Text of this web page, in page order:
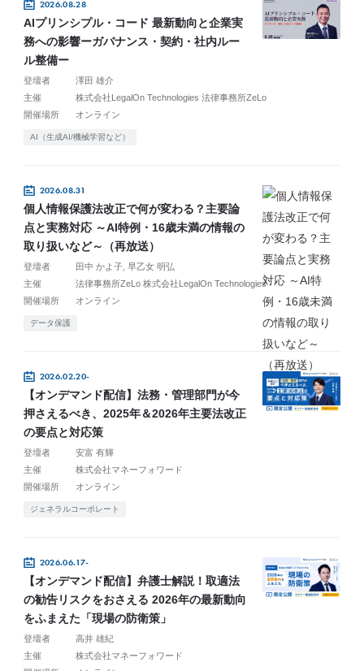
2026.08.28
AIプリンシプル・コード 最新動向と企業実
務への影響ーガバナンス・契約・社内ルー
ル整備ー
登壇者
澤田 雄介
主催
株式会社LegalOn Technologies 法律事務所ZeLo
開催場所
オンライン
AI（生成AI/機械学習など）
2026.08.31
個人情報保護法改正で何が変わる？主要論
点と実務対応 ～AI特例・16歳未満の情報の
取り扱いなど～（再放送）
登壇者 田中 かよ子 早乙女 明弘
主催
法律事務所ZeLo 株式会社LegalOn Technologies
開催場所
オンライン
データ保護
2026.02.20-
【オンデマンド配信】法務・管理部門が今
押さえるべき、2025年＆2026年主要法改正
の要点と対応策
登壇者
安富 有輝
主催
株式会社マネーフォワード
開催場所
オンライン
ジェネラルコーポレート
2026.06.17-
【オンデマンド配信】弁護士解説！取適法
の勧告リスクをおさえる 2026年の最新動向
をふまえた「現場の防衛策」
登壇者
高井 雄紀
主催
株式会社マネーフォワード